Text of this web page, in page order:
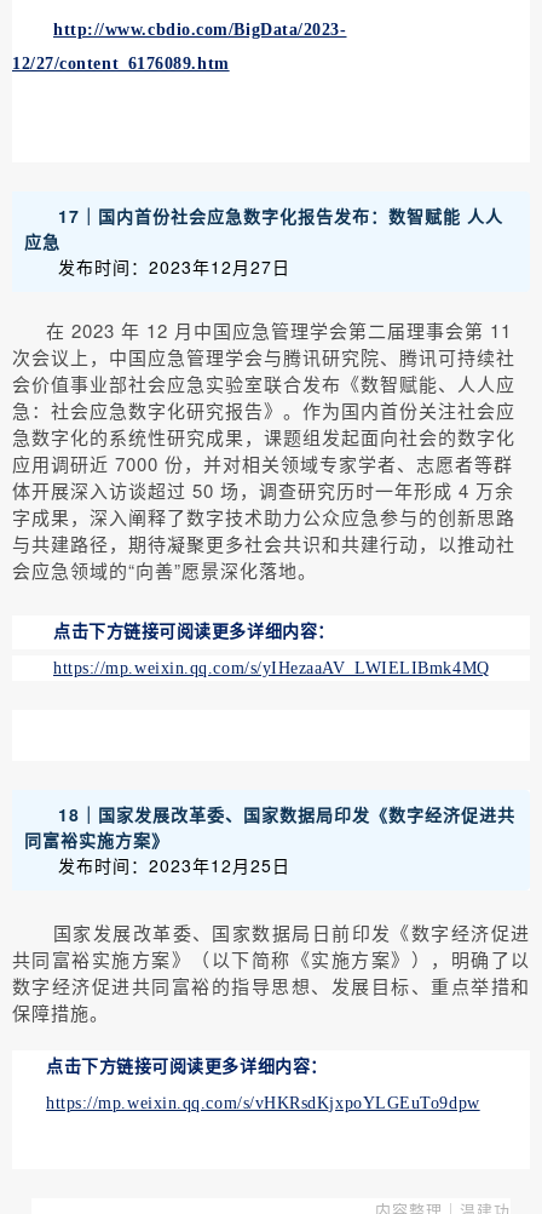
http://www.cbdio.com/BigData/2023-
12/27/content_6176089.htm
17｜国内首份社会应急数字化报告发布：数智赋能 人人
应急
发布时间：2023年12月27日
在 2023 年 12 月中国应急管理学会第二届理事会第 11
次会议上，中国应急管理学会与腾讯研究院、腾讯可持续社
会价值事业部社会应急实验室联合发布《数智赋能、人人应
急：社会应急数字化研究报告》。作为国内首份关注社会应
急数字化的系统性研究成果，课题组发起面向社会的数字化
应用调研近 7000 份，并对相关领域专家学者、志愿者等群
体开展深入访谈超过 50 场，调查研究历时一年形成 4 万余
字成果，深入阐释了数字技术助力公众应急参与的创新思路
与共建路径，期待凝聚更多社会共识和共建行动，以推动社
会应急领域的“向善”愿景深化落地。
点击下方链接可阅读更多详细内容：
https://mp.weixin.qq.com/s/yIHezaaAV_LWIELIBmk4MQ
18｜国家发展改革委、国家数据局印发《数字经济促进共
同富裕实施方案》
发布时间：2023年12月25日
国家发展改革委、国家数据局日前印发《数字经济促进
共同富裕实施方案》（以下简称《实施方案》），明确了以
数字经济促进共同富裕的指导思想、发展目标、重点举措和
保障措施。
点击下方链接可阅读更多详细内容：
https://mp.weixin.qq.com/s/vHKRsdKjxpoYLGEuTo9dpw